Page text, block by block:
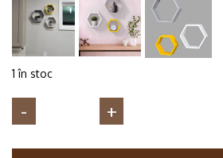
1 în stoc
Cantitate
3